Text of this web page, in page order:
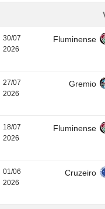
30/07
2026
Fluminense
27/07
2026
Gremio
18/07
2026
Fluminense
01/06
2026
Cruzeiro